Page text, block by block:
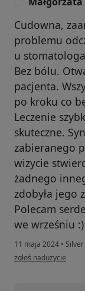
Cudowna,
problemu
u
Bez bólu.
pacjenta.
po kroku co
Leczenie
skuteczne.
zabieranego
wizycie
żadnego
zdobyła jego
Polecam
we wrześniu
11 maja 2024 •
w opinii użytkownika
zgłoś nadużycie